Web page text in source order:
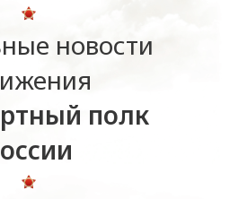
новости
полк